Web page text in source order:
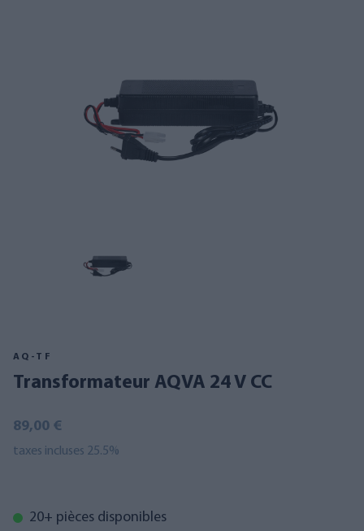
AQ-TF
Transformateur AQVA 24 V CC
89,00 €
taxes incluses 25.5%
20+ pièces disponibles